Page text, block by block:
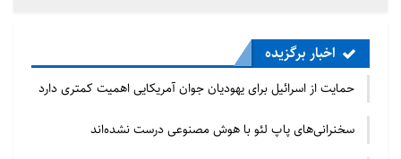
اخبار برگزیده
حمایت از اسرائیل برای یهودیان جوان آمریکایی اهمیت کمتری دارد
سخنرانی‌های پاپ لئو با هوش مصنوعی درست نشده‌اند